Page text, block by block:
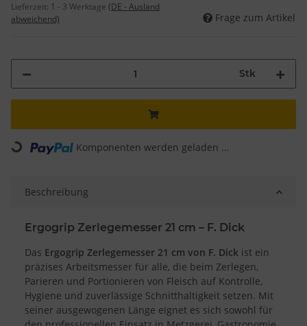
Lieferzeit: 1 - 3 Werktage (DE - Ausland
abweichend)
Frage zum Artikel
Stk
Loading... Komponenten werden geladen ...
Beschreibung
Ergogrip Zerlegemesser 21 cm – F. Dick
Das Ergogrip Zerlegemesser 21 cm von F. Dick ist ein
präzises Arbeitsmesser für alle, die beim Zerlegen,
Parieren und Portionieren von Fleisch auf Kontrolle,
Hygiene und zuverlässige Schnitthaltigkeit setzen. Mit
seiner ausgewogenen Länge eignet es sich sowohl für